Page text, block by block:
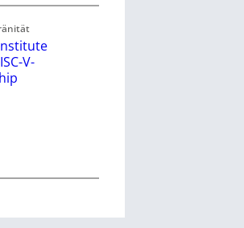
V-